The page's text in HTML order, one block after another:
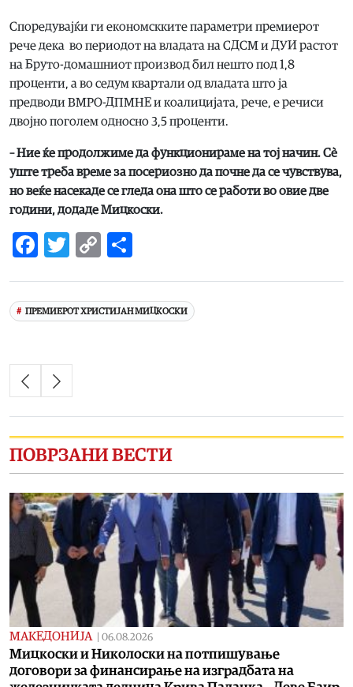
Споредувајќи ги економскките параметри премиерот
рече дека во периодот на владата на СДСМ и ДУИ растот
на Бруто-домашниот производ бил нешто под 1,8
проценти, а во седум квартали од владата што ја
предводи ВМРО-ДПМНЕ и коалицијата, рече, е речиси
двојно поголем односно 3,5 проценти.
– Ние ќе продолжиме да функционираме на тој начин. Сè
уште треба време за посериозно да почне да се чувствува,
но веќе насекаде се гледа она што се работи во овие две
години, додаде Мицкоски.
Facebook
Twitter
Copy
ПРЕМИЕРОТ ХРИСТИЈАН МИЦКОСКИ
ПОВРЗАНИ ВЕСТИ
МАКЕДОНИЈА 06.08.2026
Мицкоски и Николоски на потпишување
договори за финансирање на изградбата на